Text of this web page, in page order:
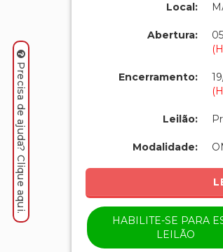
Local:
Abertura:
Encerramento:
Leilão:
Modalidade:
HABILITE-SE PARA
LEILÃO
Precisa de ajuda? Clique aqui.